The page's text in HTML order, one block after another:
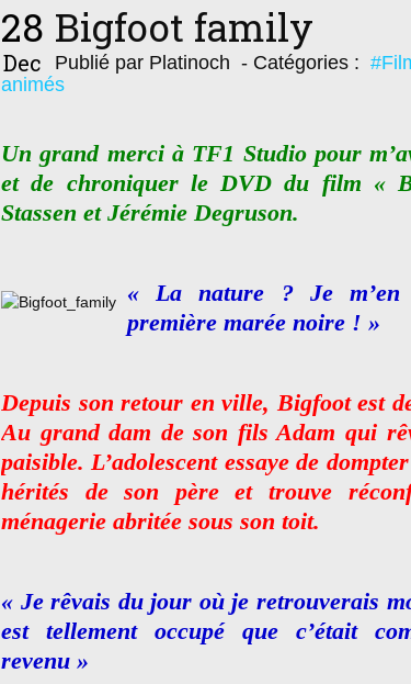
28
Dec
Bigfoot family
Publié par Platinoch - Catégories :
animés
Un grand merci à TF1 Studio pour
et de chroniquer le DVD du film «
Stassen et Jérémie Degruson.
« La nature ? Je m’en
première marée noire ! »
Depuis son retour en ville, Bigfoot est
Au grand dam de son fils Adam qui
paisible. L’adolescent essaye de
hérités de son père et trouve
ménagerie abritée sous son toit.
« Je rêvais du jour où je retrouverais
est tellement occupé que c’était
revenu »